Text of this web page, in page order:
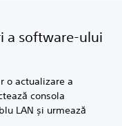
a software-ului
o actualizare a
consola
LAN și urmează